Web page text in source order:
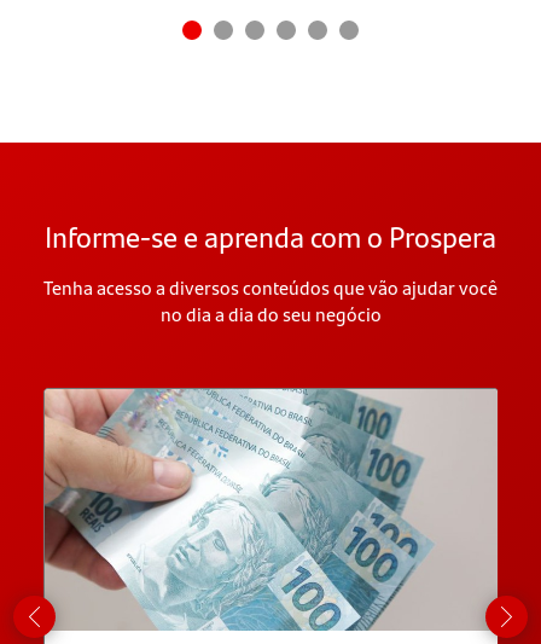
Informe-se e aprenda com o Prospera
Tenha acesso a diversos conteúdos que vão ajudar você
no dia a dia do seu negócio